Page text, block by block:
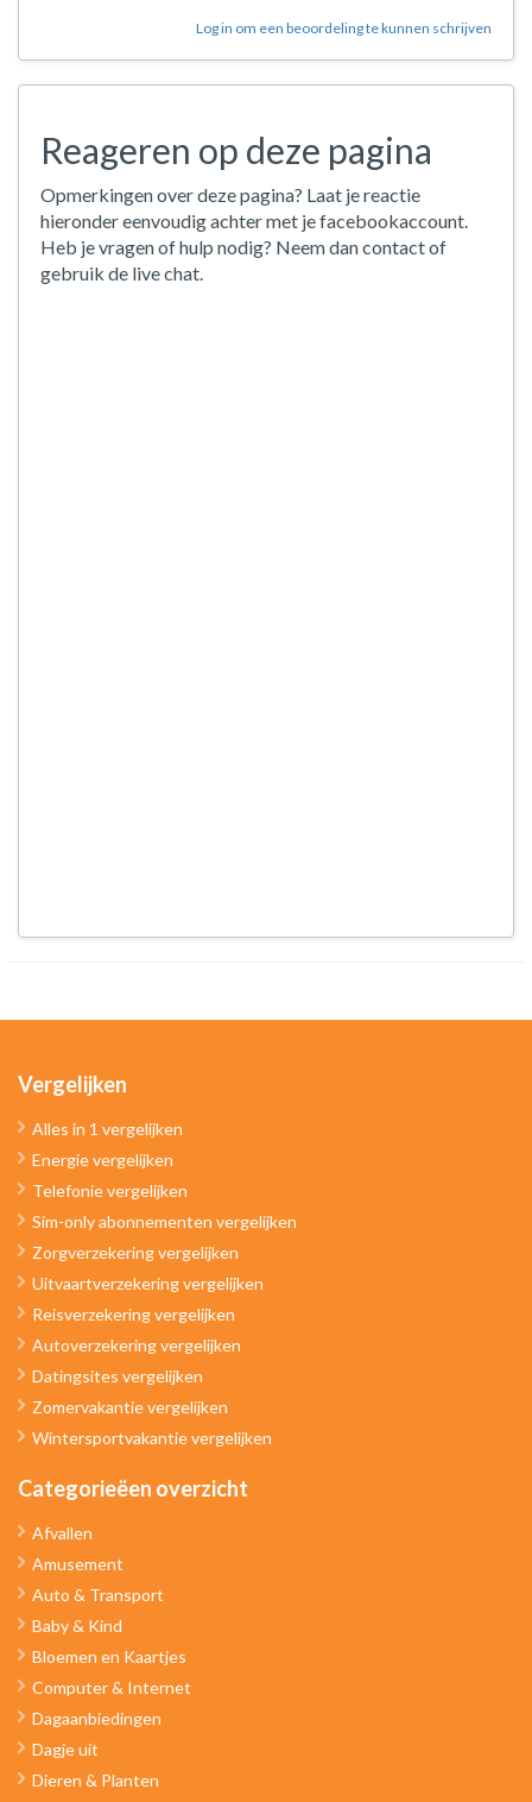
Log in om een beoordeling te kunnen schrijven
Reageren op deze pagina
Opmerkingen over deze pagina? Laat je reactie
hieronder eenvoudig achter met je facebookaccount.
Heb je vragen of hulp nodig? Neem dan contact of
gebruik de live chat.
Vergelijken
Alles in 1 vergelijken
Energie vergelijken
Telefonie vergelijken
Sim-only abonnementen vergelijken
Zorgverzekering vergelijken
Uitvaartverzekering vergelijken
Reisverzekering vergelijken
Autoverzekering vergelijken
Datingsites vergelijken
Zomervakantie vergelijken
Wintersportvakantie vergelijken
Categorieëen overzicht
Afvallen
Amusement
Auto & Transport
Baby & Kind
Bloemen en Kaartjes
Computer & Internet
Dagaanbiedingen
Dagje uit
Dieren & Planten